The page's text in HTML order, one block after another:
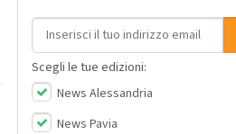
Indirizzo email
Scegli le tue edizioni:
News Alessandria
News Pavia